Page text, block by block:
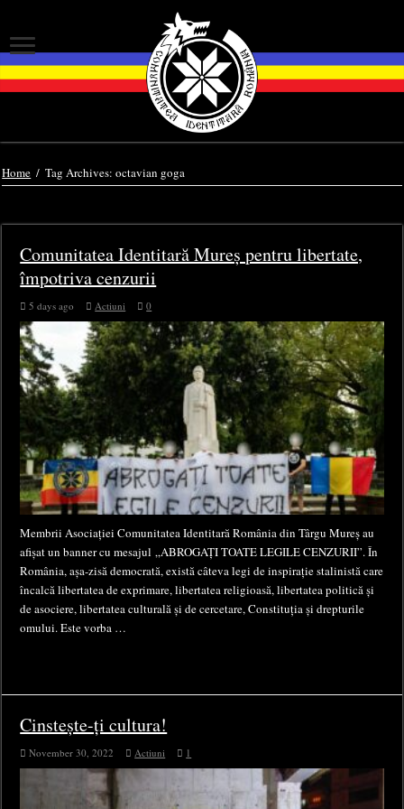
Home / Tag Archives: octavian goga
Comunitatea Identitară Mureș pentru libertate,
împotriva cenzurii
5 days ago Actiuni 0
Membrii Asociației Comunitatea Identitară România din Târgu Mureș au
afișat un banner cu mesajul „ABROGAȚI TOATE LEGILE CENZURII”. În
România, așa-zisă democrată, există câteva legi de inspirație stalinistă care
încalcă libertatea de exprimare, libertatea religioasă, libertatea politică și
de asociere, libertatea culturală și de cercetare, Constituția și drepturile
omului. Este vorba …
Cinstește-ți cultura!
November 30, 2022 Actiuni 1